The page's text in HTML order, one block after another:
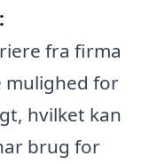
fra firma
mulighed for
hvilket kan
brug for